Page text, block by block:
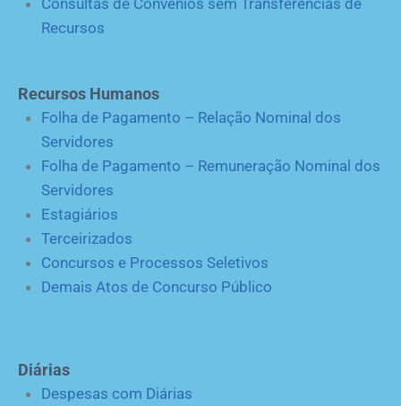
Consultas de Convênios sem Transferências de
Recursos
Recursos Humanos
Folha de Pagamento – Relação Nominal dos
Servidores
Folha de Pagamento – Remuneração Nominal dos
Servidores
Estagiários
Terceirizados
Concursos e Processos Seletivos
Demais Atos de Concurso Público
Diárias
Despesas com Diárias